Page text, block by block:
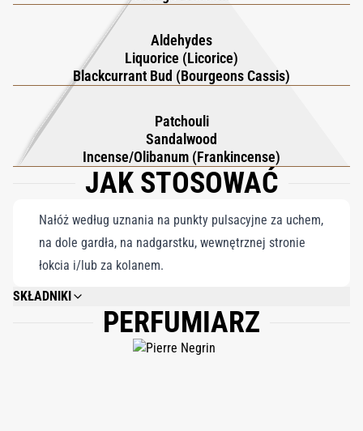
tworząc spokojną, a zarazem hipnotyzującą obecność, oddającą
istotę niezapomnianej epoki.Aldehydes
Liquorice (Licorice)
Blackcurrant Bud (Bourgeons Cassis)
Patchouli
Sandalwood
Incense/Olibanum (Frankincense)
JAK STOSOWAĆ
Nałóż według uznania na punkty pulsacyjne za uchem,
na dole gardła, na nadgarstku, wewnętrznej stronie
łokcia i/lub za kolanem.
SKŁADNIKI
ALCOHOL DENAT, PARFUM, LINALOOL, CITRONELLOL, LIMONENE,
HYDROXYCITRONELLAL, GERANIOL, COUMARIN, HEXYL CINNAMAL,
BENZYL BENZOATE, FARNESOL, EUGENOL, BENZYL ALCOHOL, CITRAL,
PERFUMIARZ